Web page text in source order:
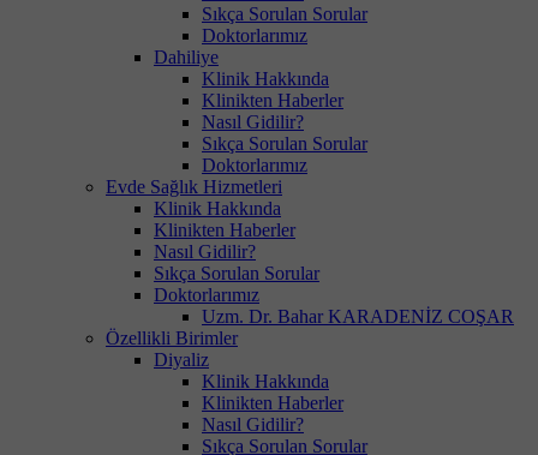
Sıkça Sorulan Sorular
Doktorlarımız
Dahiliye
Klinik Hakkında
Klinikten Haberler
Nasıl Gidilir?
Sıkça Sorulan Sorular
Doktorlarımız
Evde Sağlık Hizmetleri
Klinik Hakkında
Klinikten Haberler
Nasıl Gidilir?
Sıkça Sorulan Sorular
Doktorlarımız
Uzm. Dr. Bahar KARADENİZ COŞAR
Özellikli Birimler
Diyaliz
Klinik Hakkında
Klinikten Haberler
Nasıl Gidilir?
Sıkça Sorulan Sorular